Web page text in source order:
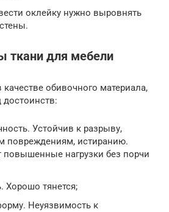
оклейку нужно выровнять
ткани для мебели
обивочного материала,
Устойчив к разрыву,
повреждениям, истиранию.
нагрузки без порчи
Хорошо тянется;
Неуязвимость к